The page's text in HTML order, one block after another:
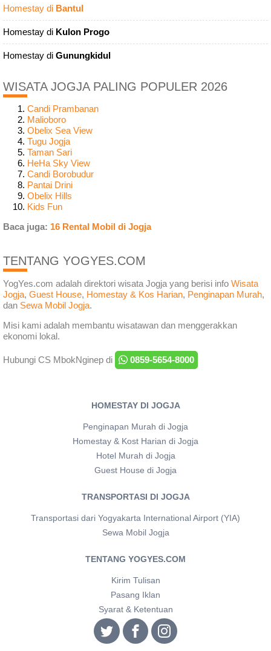
Homestay di Bantul
Homestay di Kulon Progo
Homestay di Gunungkidul
WISATA JOGJA PALING POPULER 2026
Candi Prambanan
Malioboro
Obelix Sea View
Tugu Jogja
Taman Sari
HeHa Sky View
Candi Borobudur
Pantai Drini
Obelix Hills
Kids Fun
Baca juga: 16 Rental Mobil di Jogja
TENTANG YOGYES.COM
YogYes.com adalah direktori wisata Jogja yang berisi info Wisata
Jogja, Guest House, Homestay & Kos Harian, Penginapan Murah,
dan Sewa Mobil Jogja.
Misi kami adalah membantu wisatawan dan menggerakkan
ekonomi lokal.
Hubungi CS MbokNginep di 0859-5654-8000
HOMESTAY DI JOGJA
Penginapan Murah di Jogja
Homestay & Kost Harian di Jogja
Hotel Murah di Jogja
Guest House di Jogja
TRANSPORTASI DI JOGJA
Transportasi dari Yogyakarta International Airport (YIA)
Sewa Mobil Jogja
TENTANG YOGYES.COM
Kirim Tulisan
Pasang Iklan
Syarat & Ketentuan